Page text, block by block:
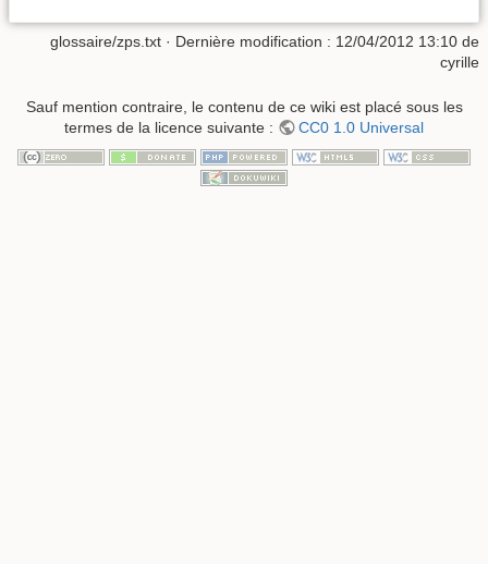
glossaire/zps.txt · Dernière modification : 12/04/2012 13:10 de
cyrille
Sauf mention contraire, le contenu de ce wiki est placé sous les
termes de la licence suivante :
CC0 1.0 Universal